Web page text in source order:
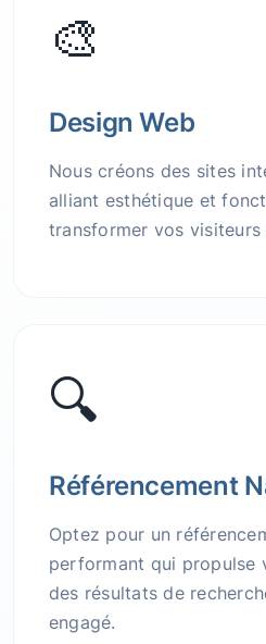
🎨
Design Web
Nous créons des sites
alliant esthétique et
transformer vos visiteurs
🔍
Référencement
Optez pour un
performant qui propulse
des résultats de
engagé.